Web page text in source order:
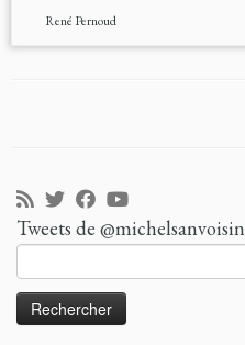
René Pernoud
Tweets de @michelsanvoisin